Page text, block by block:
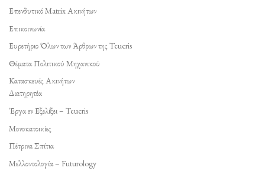
Επενδυτικό Matrix Ακινήτων
Επικοινωνία
Ευρετήριο Όλων των Άρθρων της Teucris
Θέματα Πολιτικού Μηχανικού
Κατασκευές Ακινήτων
Διατηρητέα
Έργα εν Εξελίξει – Teucris
Μονοκατοικίες
Πέτρινα Σπίτια
Μελλοντολογία – Futurology